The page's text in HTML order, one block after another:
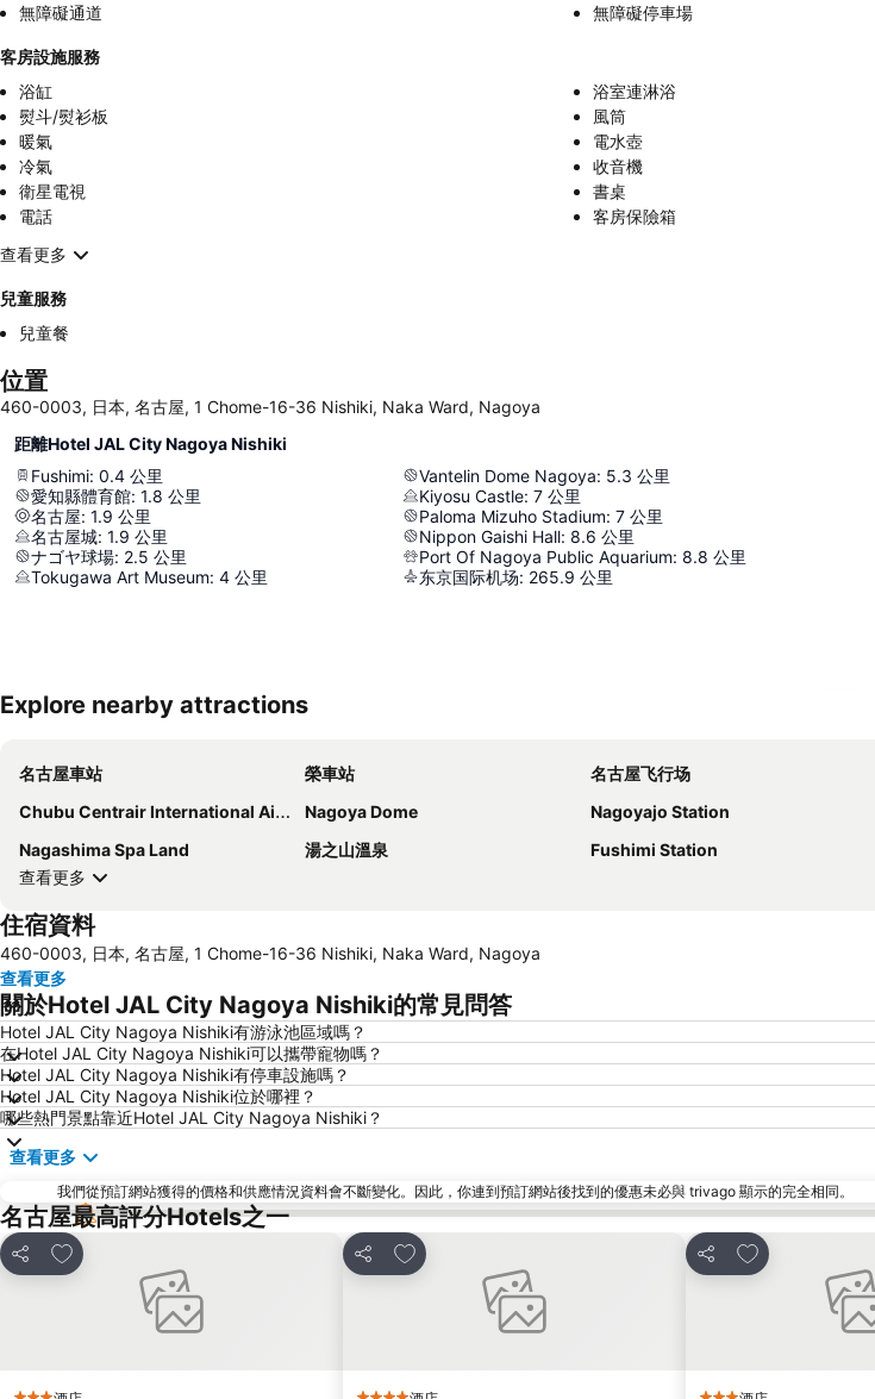
無障礙通道
無障礙停車場
客房設施服務
浴缸
浴室連淋浴
熨斗/熨衫板
風筒
暖氣
電水壺
冷氣
收音機
衛星電視
書桌
電話
客房保險箱
查看更多
兒童服務
兒童餐
位置
460-0003, 日本, 名古屋, 1 Chome-16-36 Nishiki, Naka Ward, Nagoya
距離Hotel JAL City Nagoya Nishiki
Fushimi: 0.4 公里
愛知縣體育館: 1.8 公里
名古屋: 1.9 公里
名古屋城: 1.9 公里
ナゴヤ球場: 2.5 公里
Tokugawa Art Museum: 4 公里
Vantelin Dome Nagoya: 5.3 公里
Kiyosu Castle: 7 公里
Paloma Mizuho Stadium: 7 公里
Nippon Gaishi Hall: 8.6 公里
Port Of Nagoya Public Aquarium: 8.8 公里
东京国际机场: 265.9 公里
Explore nearby attractions
名古屋車站 榮車站 名古屋飞行场
Chubu Centrair International Airport
Nagoya Dome Nagoyajo Station
Nagashima Spa Land
湯之山溫泉 Fushimi Station
查看更多
住宿資料
460-0003, 日本, 名古屋, 1 Chome-16-36 Nishiki, Naka Ward, Nagoya
查看更多
關於Hotel JAL City Nagoya Nishiki的常見問答
Hotel JAL City Nagoya Nishiki有游泳池區域嗎？
在Hotel JAL City Nagoya Nishiki可以攜帶寵物嗎？
Hotel JAL City Nagoya Nishiki有停車設施嗎？
Hotel JAL City Nagoya Nishiki位於哪裡？
哪些熱門景點靠近Hotel JAL City Nagoya Nishiki？
查看更多
我們從預訂網站獲得的價格和供應情況資料會不斷變化。因此，你連到預訂網站後找到的優惠未必與 trivago 顯示的完全相同。
名古屋最高評分Hotels之一
分享
放到收藏夾
分享
放到收藏夾
分享
放到收藏夾